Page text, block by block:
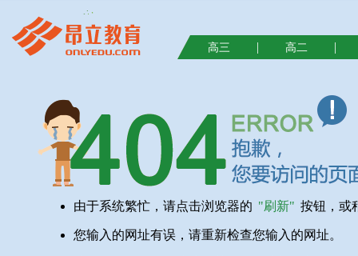
高三 | 高二 |
由于系统繁忙，请点击浏览器的 "刷新" 按钮，或
您输入的网址有误，请重新检查您输入的网址。